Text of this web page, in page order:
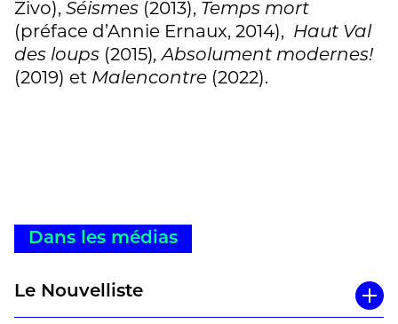
Zivo), Séismes (2013), Temps mort
(préface d’Annie Ernaux, 2014), Haut Val
des loups (2015), Absolument modernes!
(2019) et Malencontre (2022).
Dans les médias
Le Nouvelliste